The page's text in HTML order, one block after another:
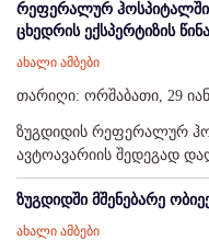
რეფერალურ ჰოსპიტალში
ცხედრის ექსპერტიზის
ახალი ამბები
თარიღი: ორშაბათი, 29
ზუგდიდის რეფერალურ
ავტოავარიის შედეგად
ზუგდიდში მშენებარე
ახალი ამბები